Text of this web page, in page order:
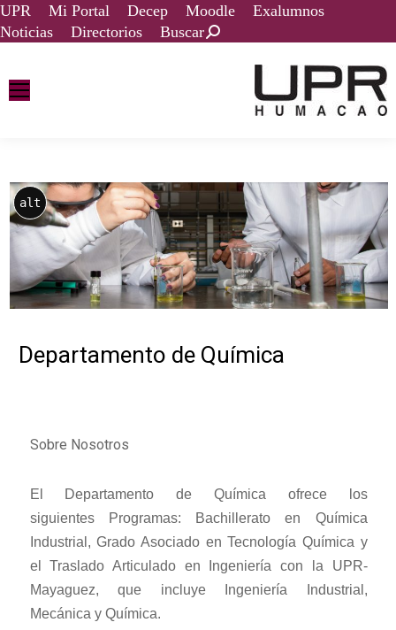
UPR Mi Portal Decep Moodle
Exalumnos
Noticias
Directorios Buscar
alt
Departamento de Química
Sobre Nosotros
El Departamento de Química ofrece los
siguientes Programas: Bachillerato en Química
Industrial, Grado Asociado en Tecnología Química y
el Traslado Articulado en Ingeniería con la UPR-
Mayaguez, que incluye Ingeniería Industrial,
Mecánica y Química.